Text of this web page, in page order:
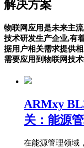
解决方案
物联网应用是未来主
技术研发生产企业,有
据用户相关需求提供
需要应用到物联网技
ARMxy
关：能源
在能源管理领域